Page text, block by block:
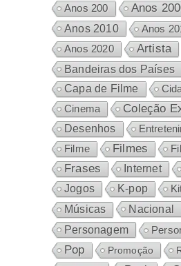
Anos 200 Anos
Anos 2010 Anos
Anos 2020 Artista
Bandeiras dos Países
Capa de Filme
Cinema
Coleção
Desenhos
Filme
Filmes
Frases Internet
Jogos
K-pop
Músicas Nacional
Personagem
Pop Promoção